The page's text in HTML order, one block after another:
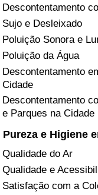
Descontentamento
Sujo e Desleixado
Poluição Sonora e
Poluição da Água
Descontentamento
Cidade
Descontentamento
e Parques na Cidade
Pureza e Higiene
Qualidade do Ar
Qualidade e
Satisfação com a
Saúde
Indicador de Saúde
Indicador de Saúde
Indicador de Saúde
Indicador de